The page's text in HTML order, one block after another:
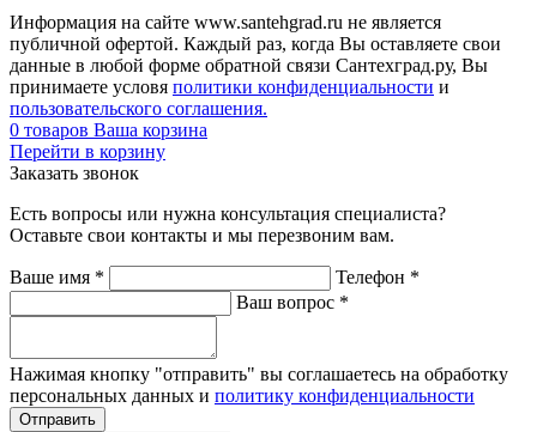
Информация на сайте www.santehgrad.ru не является
публичной офертой. Каждый раз, когда Вы оставляете свои
данные в любой форме обратной связи Сантехград.ру, Вы
принимаете условя политики конфиденциальности и
пользовательского соглашения.
0 товаров Ваша корзина
Перейти в корзину
Заказать звонок
Есть вопросы или нужна консультация специалиста?
Оставьте свои контакты и мы перезвоним вам.
Ваше имя * Телефон *
Ваш вопрос *
Нажимая кнопку "отправить" вы соглашаетесь на обработку
персональных данных и политику конфиденциальности